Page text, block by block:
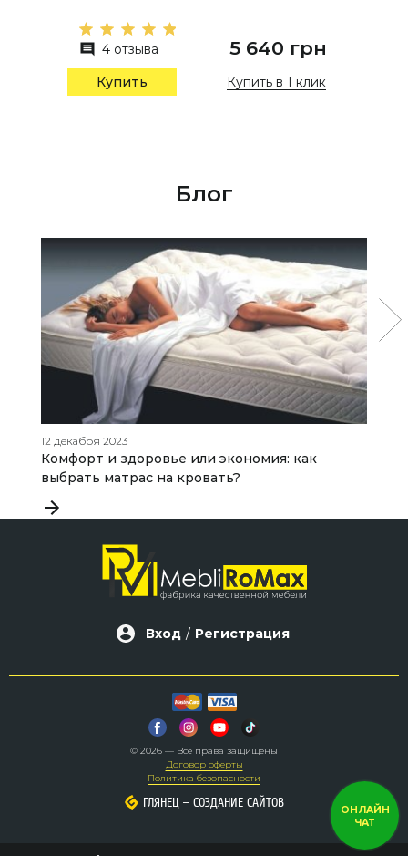
4 отзыва 5 640 грн
Купить Купить в 1 клик
Блог
12 декабря 2023
Комфорт и здоровье или экономия: как
выбрать матрас на кровать?
Вход / Регистрация
© 2026 — Все права защищены
Договор оферты
Политика безопасности
ГЛЯНЕЦ– СОЗДАНИЕ САЙТОВ
ГЛЯНЕЦ– СОЗДАНИЕ САЙТОВ
ОНЛАЙН
ЧАТ